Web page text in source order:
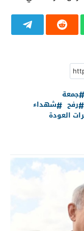
جمعة
رفح
شهداء
العودة